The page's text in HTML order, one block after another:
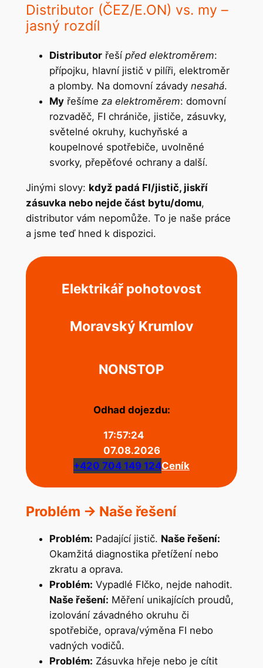
Distributor (ČEZ/E.ON) vs. my –
jasný rozdíl
Distributorřeší před elektroměrem:
přípojku, hlavní jistič v pilíři, elektroměr
a plomby. Na domovní závady nesahá.
Myřešíme za elektroměrem: domovní
rozvaděč, FI chrániče, jističe, zásuvky,
světelné okruhy, kuchyňské a
koupelnové spotřebiče, uvolněné
svorky, přepěťové ochrany a další.
Jinými slovy: když padá FI/jistič, jiskří
zásuvka nebo nejde část bytu/domu,
distributor vám nepomůže. To je naše práce
a jsme teď hned k dispozici.
Elektrikář pohotovost
Moravský Krumlov
NONSTOP
Odhad dojezdu:
17:57:25
07.08.2026
+420 704 149 124Ceník
Problém → Naše řešení
Problém: Padající jistič. Naše řešení:
Okamžitá diagnostika přetížení nebo
zkratu a oprava.
Problém: Vypadlé FIčko, nejde nahodit.
Naše řešení: Měření unikajících proudů,
izolování závadného okruhu či
spotřebiče, oprava/výměna FI nebo
vadných vodičů.
Problém: Zásuvka hřeje nebo je cítit